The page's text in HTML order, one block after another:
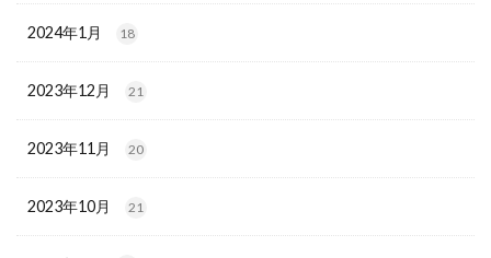
2024年1月 18
2023年12月 21
2023年11月 20
2023年10月 21